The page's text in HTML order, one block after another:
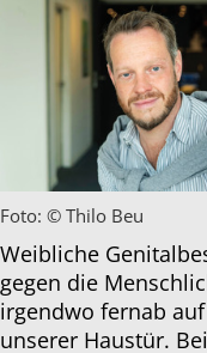
Foto: © Thilo Beu
Weibliche
gegen die
irgendwo fernab
unserer Haustür.